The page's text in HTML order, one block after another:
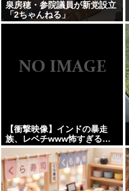
泉房穂・参院議員が新党設立
「2ちゃんねる」
【衝撃映像】インドの暴走
族、レベチwww怖すぎる…